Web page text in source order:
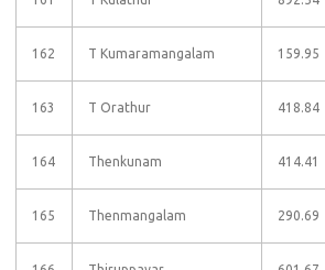
162 T Kumaramangalam 159.95
163 T Orathur 418.84
164 Thenkunam 414.41
165 Thenmangalam 290.69